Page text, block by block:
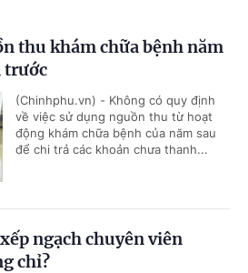
thu khám chữa bệnh năm
trước
(Chinhphu.vn) - Không có quy định
về việc sử dụng nguồn thu từ hoạt
động khám chữa bệnh của năm sau
để chi trả các khoản chưa thanh...
ngạch chuyên viên
chỉ?